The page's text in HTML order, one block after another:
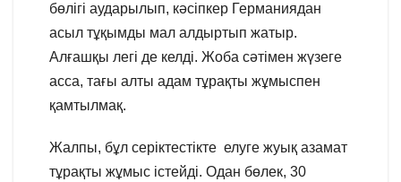
бөлігі аударылып, кәсіпкер Германиядан
асыл тұқымды мал алдыртып жатыр.
Алғашқы легі де келді. Жоба сәтімен жүзеге
асса, тағы алты адам тұрақты жұмыспен
қамтылмақ.
Жалпы, бұл серіктестікте елуге жуық азамат
тұрақты жұмыс істейді. Одан бөлек, 30